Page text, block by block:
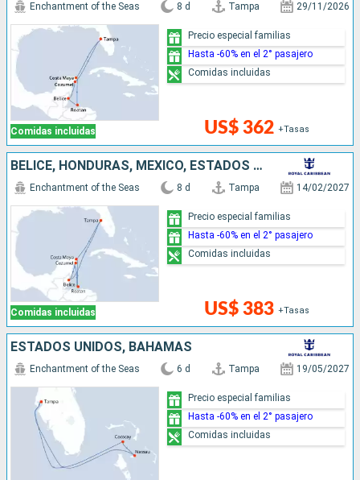
Comidas incluidas
Enchantment of the Seas 8 d Tampa 29/11/2026
US$ 362 +Tasas
Precio especial familias
Hasta -60% en el 2° pasajero
Comidas incluidas
BELICE, HONDURAS, MÉXICO, ESTADOS UNIDOS
Comidas incluidas
Enchantment of the Seas 8 d Tampa 14/02/2027
US$ 383 +Tasas
Precio especial familias
Hasta -60% en el 2° pasajero
Comidas incluidas
ESTADOS UNIDOS, BAHAMAS
Enchantment of the Seas 6 d Tampa 19/05/2027
Precio especial familias
Hasta -60% en el 2° pasajero
Comidas incluidas